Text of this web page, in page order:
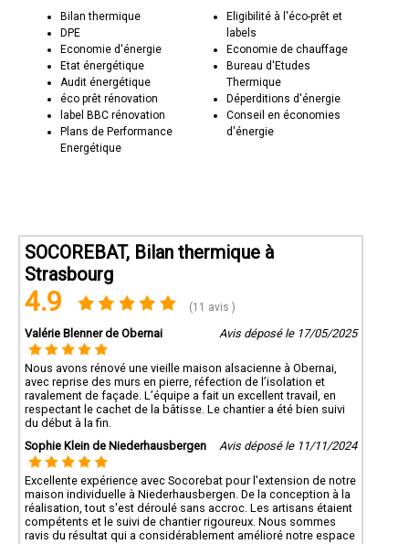
Bilan thermique
DPE
Economie d'énergie
Etat énergétique
Audit énergétique
éco prêt rénovation
label BBC rénovation
Plans de Performance
Energétique
Eligibilité à l'éco-prêt et
labels
Economie de chauffage
Bureau d'Etudes
Thermique
Déperditions d'énergie
Conseil en économies
d'énergie
SOCOREBAT, Bilan thermique à
Strasbourg
4.9 (11 avis )
Valérie Blenner de Obernai Avis déposé le 17/05/2025
Nous avons rénové une vieille maison alsacienne à Obernai,
avec reprise des murs en pierre, réfection de l’isolation et
ravalement de façade. L’équipe a fait un excellent travail, en
respectant le cachet de la bâtisse. Le chantier a été bien suivi
du début à la fin.
Sophie Klein de Niederhausbergen
Avis déposé le 11/11/2024
Excellente expérience avec Socorebat pour l'extension de notre
maison individuelle à Niederhausbergen. De la conception à la
réalisation, tout s'est déroulé sans accroc. Les artisans étaient
compétents et le suivi de chantier rigoureux. Nous sommes
ravis du résultat qui a considérablement amélioré notre espace